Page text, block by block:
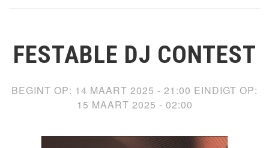
FESTABLE DJ CONTEST
BEGINT OP: 14 MAART 2025 - 21:00 EINDIGT OP:
15 MAART 2025 - 02:00